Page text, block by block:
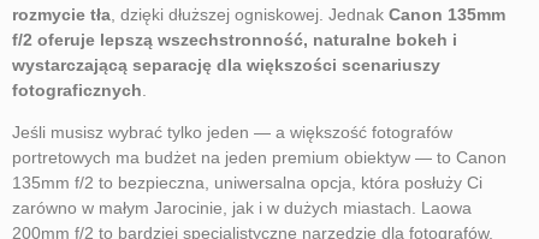
rozmycie tła , dzięki dłuższej ogniskowej. Jednak Canon 135mm
f/2 oferuje lepszą wszechstronność, naturalne bokeh i
wystarczającą separację dla większości scenariuszy
fotograficznych
Jeśli musisz wybrać tylko jeden — a większość fotografów
portretowych ma budżet na jeden premium obiektyw — to Canon
135mm f/2 to bezpieczna, uniwersalna opcja, która posłuży Ci
zarówno w małym Jarocinie, jak i w dużych miastach. Laowa
200mm f/2 to bardziej specjalistyczne narzędzie dla fotografów,